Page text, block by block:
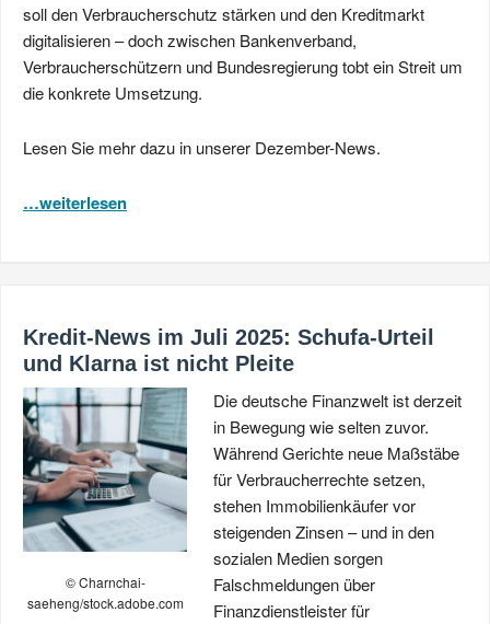
soll den Verbraucherschutz stärken und den Kreditmarkt
digitalisieren – doch zwischen Bankenverband,
Verbraucherschützern und Bundesregierung tobt ein Streit um
die konkrete Umsetzung.
Lesen Sie mehr dazu in unserer Dezember-News.
…weiterlesen
Kredit-News im Juli 2025: Schufa-Urteil
und Klarna ist nicht Pleite
© Charnchai-
saeheng/stock.adobe.com
Die deutsche Finanzwelt ist derzeit
in Bewegung wie selten zuvor.
Während Gerichte neue Maßstäbe
für Verbraucherrechte setzen,
stehen Immobilienkäufer vor
steigenden Zinsen – und in den
sozialen Medien sorgen
Falschmeldungen über
Finanzdienstleister für